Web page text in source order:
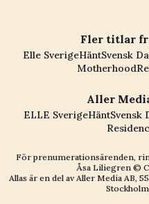
Fler titlar
Elle SverigeHäntSvensk
Motherhood
Aller
ELLE SverigeHäntSvensk
För prenumerationsärenden,
Åsa Liliegren ©
Allas är en del av Aller Media AB,